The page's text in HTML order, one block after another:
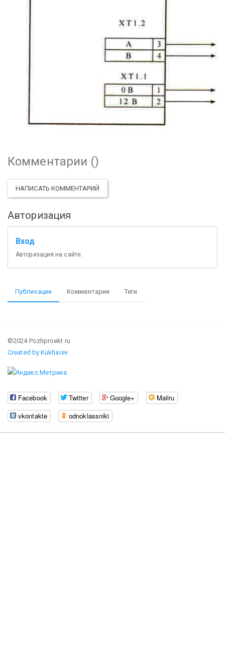
Комментарии ()
НАПИСАТЬ КОММЕНТАРИЙ
Авторизация
Вход
Авторизация на сайте.
Публикации Комментарии Теги
©2024 Pozhproekt.ru
Created by Kukharev
Facebook Twitter Google+
Mailru
vkontakte
odnoklassniki